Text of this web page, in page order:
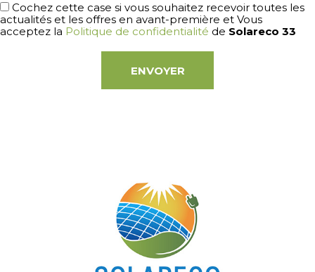
Cochez cette case si vous souhaitez recevoir toutes les
actualités et les offres en avant-première et Vous
acceptez la Politique de confidentialité de Solareco 33